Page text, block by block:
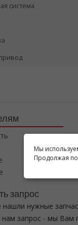
система
запрос
нашли нужные
нам запрос - мы
Мы
Продолжая